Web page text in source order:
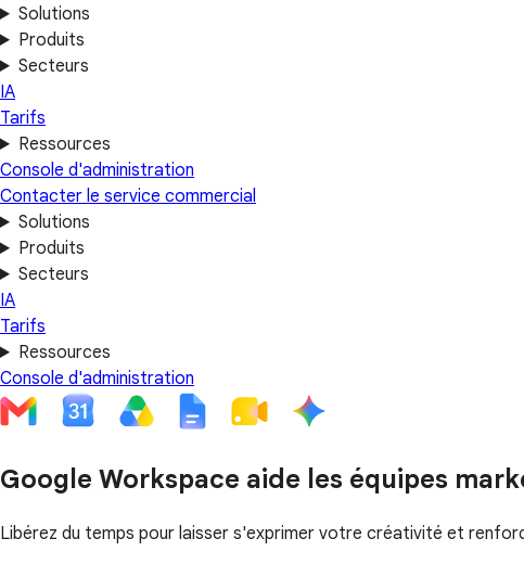
Solutions
Produits
Secteurs
IA
Tarifs
Ressources
Console d'administration
Contacter le service commercial
Solutions
Produits
Secteurs
IA
Tarifs
Ressources
Console d'administration
Google Workspace aide les équipes
Libérez du temps pour laisser s'exprimer votre créativité et